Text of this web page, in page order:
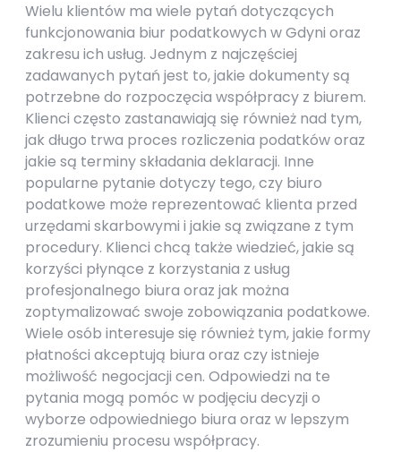
Wielu klientów ma wiele pytań dotyczących
funkcjonowania biur podatkowych w Gdyni oraz
zakresu ich usług. Jednym z najczęściej
zadawanych pytań jest to, jakie dokumenty są
potrzebne do rozpoczęcia współpracy z biurem.
Klienci często zastanawiają się również nad tym,
jak długo trwa proces rozliczenia podatków oraz
jakie są terminy składania deklaracji. Inne
popularne pytanie dotyczy tego, czy biuro
podatkowe może reprezentować klienta przed
urzędami skarbowymi i jakie są związane z tym
procedury. Klienci chcą także wiedzieć, jakie są
korzyści płynące z korzystania z usług
profesjonalnego biura oraz jak można
zoptymalizować swoje zobowiązania podatkowe.
Wiele osób interesuje się również tym, jakie formy
płatności akceptują biura oraz czy istnieje
możliwość negocjacji cen. Odpowiedzi na te
pytania mogą pomóc w podjęciu decyzji o
wyborze odpowiedniego biura oraz w lepszym
zrozumieniu procesu współpracy.